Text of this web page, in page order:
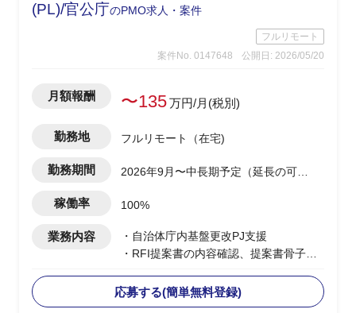
(PL)/官公庁のPMO求人・案件
フルリモート
案件No. 0147648
公開日: 2026/05/20
月額報酬 〜135万円/月(税別)
勤務地 フルリモート（在宅)
勤務期間
2026年9月〜中長期予定（延長の可能
稼働率 100%
業務内容
・自治体庁内基盤更改PJ支援
・RFI提案書の内容確認、提案書骨子検
・提案書の執筆・編集・確認、取りまと
めを実施
応募する(簡単無料登録)